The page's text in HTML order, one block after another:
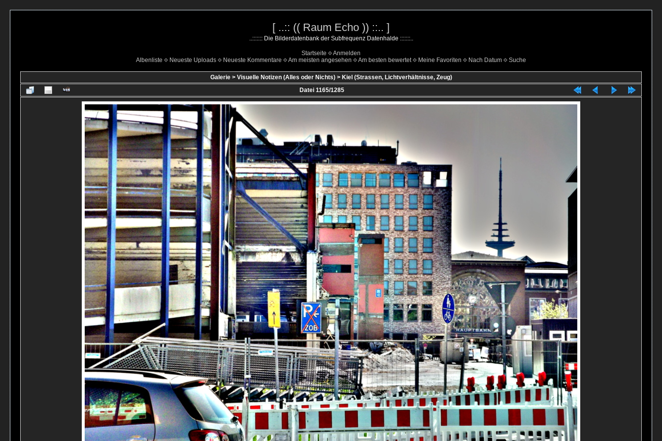
[ ..:: (( Raum Echo )) ::.. ]
..::::::: Die Bilderdatenbank der Subfrequenz Datenhalde :::::::..
Startseite
Anmelden
Albenliste
Neueste Uploads Neueste Kommentare Am meisten angesehen Am besten bewertet Meine Favoriten Nach Datum Suche
Galerie> Visuelle Notizen (Alles oder Nichts)> Kiel (Strassen, Lichtverhältnisse, Zeug)
Datei 1165/1285